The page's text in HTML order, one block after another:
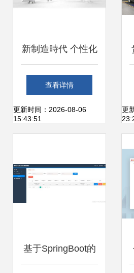
新制造時代 个性化
需求与人机协作如
何重塑工厂格局
查看详情
更新时间：2026-08-06
15:43:51
更
基于SpringBoot的